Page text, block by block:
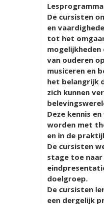
Lesprogramma
De cursisten
en
tot het
mogelijkheden
van ouderen
musiceren en
het belangrijk
zich kunnen
Deze kennis
worden met
en in de
De cursisten
stage toe
doelgroep.
De cursisten
een dergelijk